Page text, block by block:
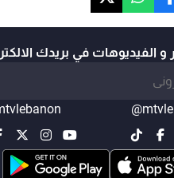
و الفيديوهات في بريدك